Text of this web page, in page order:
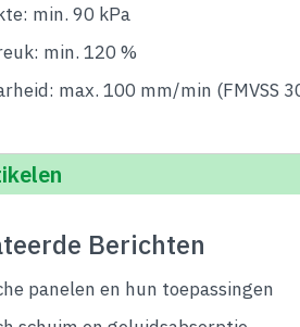
min. 90 kPa
min. 120 %
max. 100 mm/min (FMVSS
Berichten
panelen en hun toepassingen